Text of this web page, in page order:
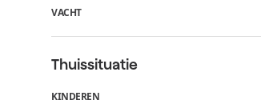
VACHT
Thuissituatie
KINDEREN